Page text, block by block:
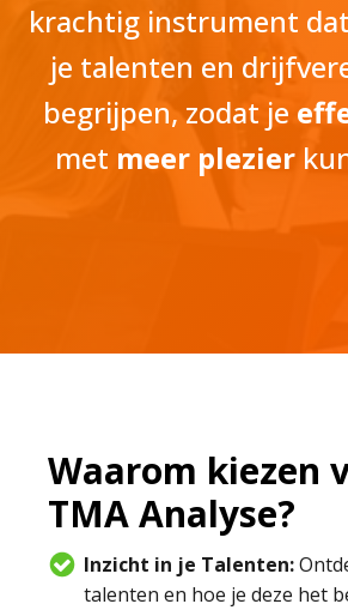
krachtig instrument
je talenten en
begrijpen, zodat je
met meer plezier
Waarom kiezen
TMA Analyse?
Inzicht in je Talenten:
talenten en hoe je deze het